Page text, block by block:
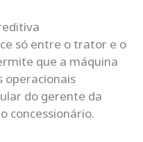
só entre o trator e o
que a máquina
operacionais
do gerente da
concessionário.